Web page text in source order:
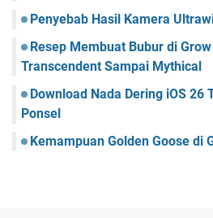
Penyebab Hasil Kamera
Resep Membuat Bubur di
Transcendent Sampai Mythical
Download Nada Dering iOS 26
Ponsel
Kemampuan Golden Goose di